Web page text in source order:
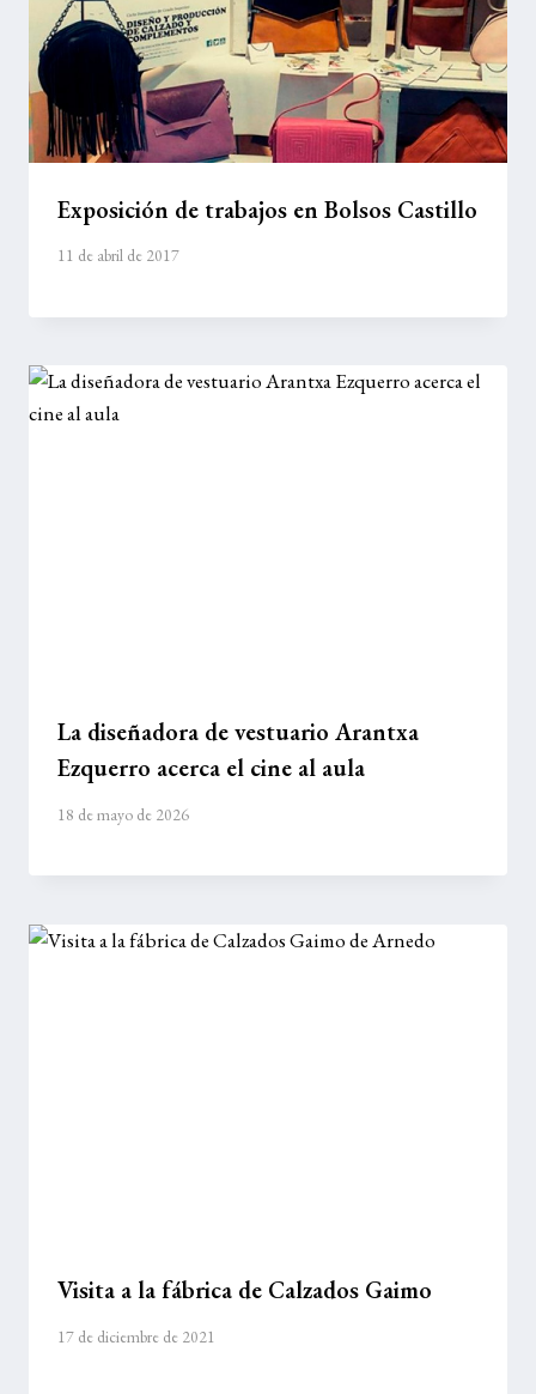
Exposición de trabajos en Bolsos Castillo
11 de abril de 2017
La diseñadora de vestuario Arantxa
Ezquerro acerca el cine al aula
18 de mayo de 2026
Visita a la fábrica de Calzados Gaimo
17 de diciembre de 2021